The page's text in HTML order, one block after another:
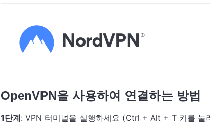
OpenVPN을 사용하여 연결하는 방법
1단계: VPN 터미널을 실행하세요 (Ctrl + Alt + T 키를 눌